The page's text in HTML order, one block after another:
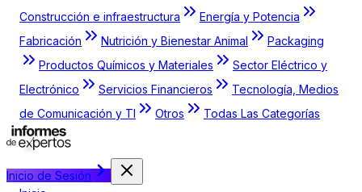
Construcción e infraestructura
Energía y Potencia
Fabricación
Nutrición y Bienestar Animal
Packaging
Productos Químicos y Materiales
Sector Eléctrico y
Electrónico
Servicios Financieros
Tecnología, Medios
de Comunicación y TI
Otros Todas Las Categorías
Inicio de Sesión